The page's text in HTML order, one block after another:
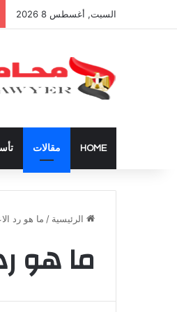
السبت, أغسطس 8 2026
HOME مقالات
الرئيسية / ما هو رد
ما هو